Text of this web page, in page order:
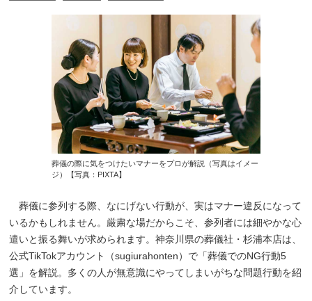
葬儀の際に気をつけたいマナーをプロが解説（写真はイメー
ジ）【写真：PIXTA】
葬儀に参列する際、なにげない行動が、実はマナー違反になって
いるかもしれません。厳粛な場だからこそ、参列者には細やかな心
遣いと振る舞いが求められます。神奈川県の葬儀社・杉浦本店は、
公式TikTokアカウント（sugiurahonten）で「葬儀でのNG行動5
選」を解説。多くの人が無意識にやってしまいがちな問題行動を紹
介しています。